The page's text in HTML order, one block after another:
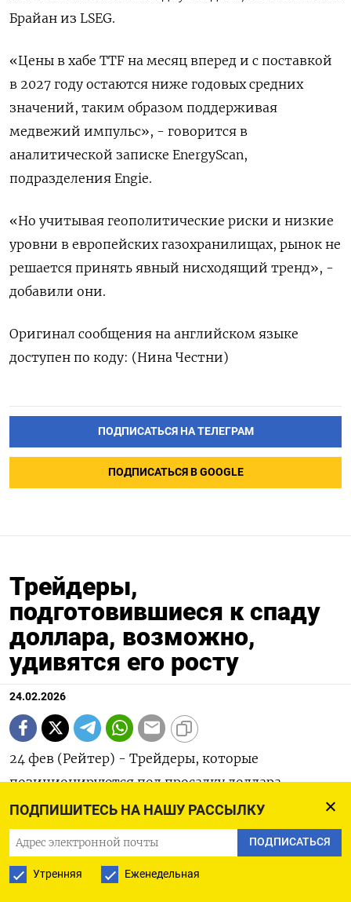
ПОДПИШИТЕСЬ НА НАШУ РАССЫЛКУ
ПОДПИСАТЬСЯ
Утренняя Еженедельная
Брайан из LSEG.
«Цены в хабе TTF на месяц вперед и с поставкой
в ​2027 году остаются ниже ⁠годовых средних
значений, таким образом поддерживая
медвежий импульс», - говорится в
аналитической записке EnergyScan,
‌подразделения Engie.
«Но учитывая геополитические риски и низкие
‌уровни в европейских газохранилищах, рынок не
решается принять явный нисходящий ​тренд», -
добавили они.
Оригинал сообщения на английском языке
‌доступен по коду: (Нина Честни)
ПОДПИСАТЬСЯ НА ТЕЛЕГРАМ
ПОДПИСАТЬСЯ В GOOGLE
Трейдеры,
подготовившиеся к спаду
доллара, возможно,
удивятся его росту
24.02.2026
24 фев (Рейтер) - Трейдеры, которые
позиционируются под просадку доллара,
возможно, удивятся его подъему. Хотя
укрепление является более логичным
направлением для мировой резервной валюты
во время такой ситуации бегства ‌от риска, как